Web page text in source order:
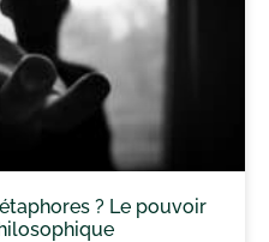
? Le pouvoir